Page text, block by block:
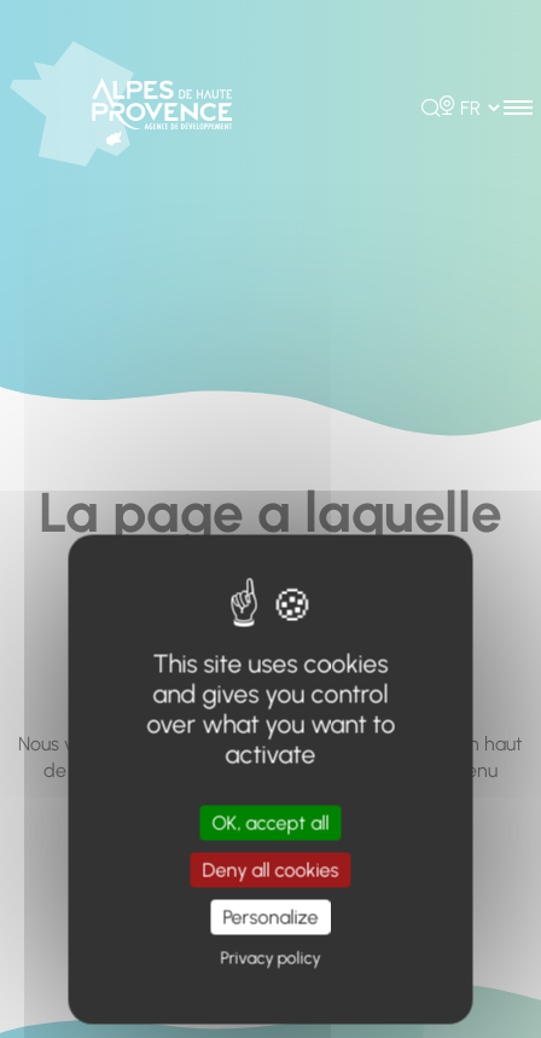
Rechercher
Choisir la
La page a laquelle
vous cherchez à
accéder n'existe
pas... ou plus.
Nous vous invitons à utiliser le moteur de recherche en haut
de page, ou à utiliser le menu pour trouver le contenu
Retour à l'accueil
This site uses cookies
and gives you control
over what you want to
activate
OK, accept all
Deny all cookies
Personalize
Privacy policy